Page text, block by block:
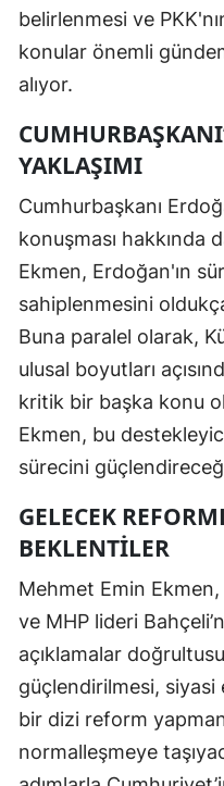
belirlenmesi ve
konular önemli
alıyor.
YAKLAŞIMI
Cumhurbaşkanı
konuşması hakkında
Ekmen, Erdoğan'ın
sahiplenmesini
Buna paralel olarak,
ulusal boyutları
kritik bir başka konu
Ekmen, bu
sürecini
GELECEK
BEKLENTILER
Mehmet Emin
ve MHP lideri
açıklamalar
güçlendirilmesi, siyasi
bir dizi reform
normalleşmeye